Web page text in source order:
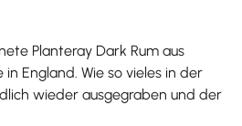
Planteray Dark Rum aus
England. Wie so vieles in der
wieder ausgegraben und der